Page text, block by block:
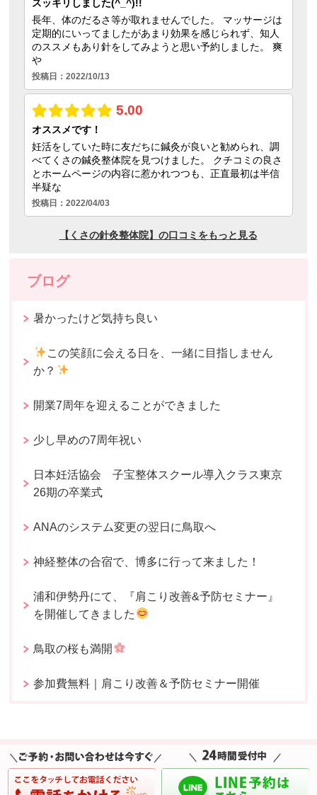
ブログ
暑かったけど気持ち良い
この笑顔に会える日を、一緒に目指しません
か？
開業7周年を迎えることができました
少し早めの7周年祝い
日本妊活協会 子宝整体スクール導入クラス東京
26期の卒業式
ANAのシステム変更の翌日に鳥取へ
神経整体の合宿で、博多に行って来ました！
浦和伊勢丹にて、『肩こり改善&予防セミナー』
を開催してきました
鳥取の桜も満開
参加費無料｜肩こり改善＆予防セミナー開催